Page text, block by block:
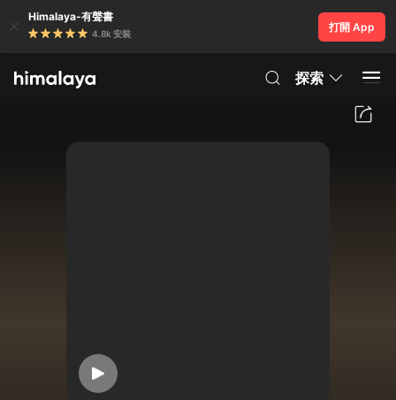
Himalaya-有聲書
4.8k 安裝
打開 App
探索